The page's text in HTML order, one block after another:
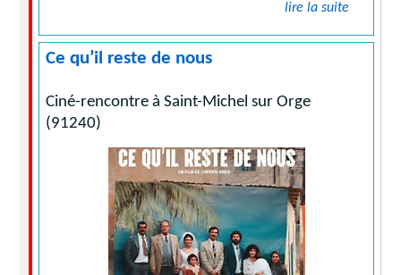
lire la suite
Ce qu’il reste de nous
Ciné-rencontre à Saint-Michel sur Orge
(91240)